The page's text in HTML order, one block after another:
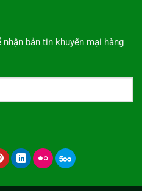
bản tin khuyến mại hàng